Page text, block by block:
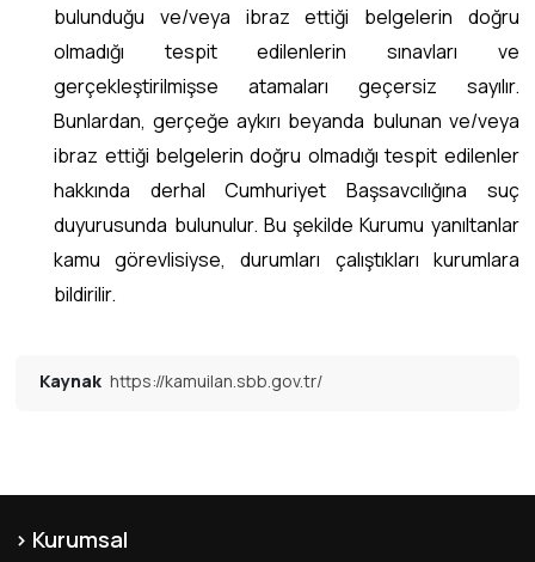
bulunduğu ve/veya ibraz ettiği belgelerin doğru
olmadığı tespit edilenlerin sınavları ve
gerçekleştirilmişse atamaları geçersiz sayılır.
Bunlardan, gerçeğe aykırı beyanda bulunan ve/veya
ibraz ettiği belgelerin doğru olmadığı tespit edilenler
hakkında derhal Cumhuriyet Başsavcılığına suç
duyurusunda bulunulur. Bu şekilde Kurumu yanıltanlar
kamu görevlisiyse, durumları çalıştıkları kurumlara
bildirilir.
Kaynak https://kamuilan.sbb.gov.tr/
Kurumsal